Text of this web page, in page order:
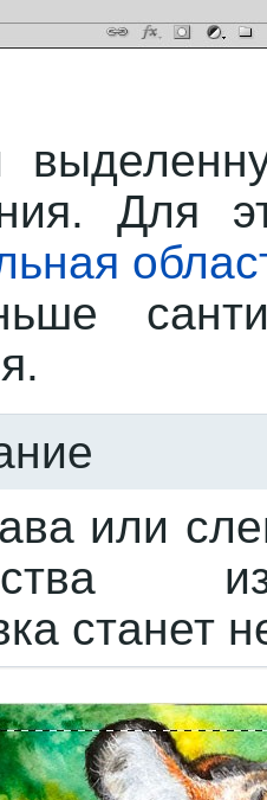
Для
или
станет